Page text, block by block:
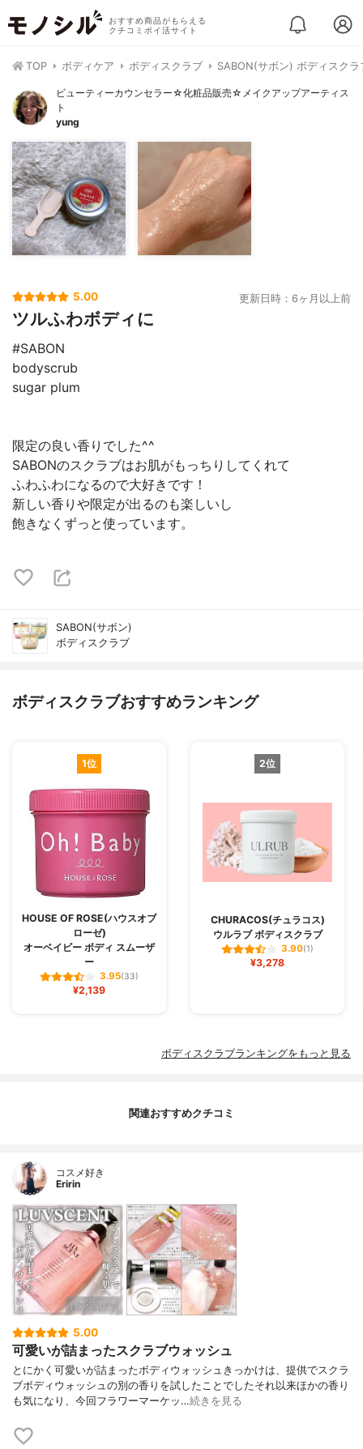
おすすめ商品がもらえる
クチコミポイ活サイト
TOP ボディケア ボディスクラブ SABON(サボン) ボディスクラ
ビューティーカウンセラー☆化粧品販売☆メイクアップアーティス
ト
yung
5.00 更新日時：6ヶ月以上前
ツルふわボディに
#SABON
bodyscrub
sugar plum
限定の良い香りでした^^
SABONのスクラブはお肌がもっちりしてくれて
ふわふわになるので大好きです！
新しい香りや限定が出るのも楽しいし
飽きなくずっと使っています。
SABON(サボン)
ボディスクラブ
ボディスクラブおすすめランキング
1位
HOUSE OF ROSE(ハウスオブ
ローゼ)
オーベイビー ボディ スムーザ
ー
3.95(33)
¥2,139
2位
CHURACOS(チュラコス)
ウルラブ ボディスクラブ
3.90(1)
¥3,278
ボディスクラブランキングをもっと見る
関連おすすめクチコミ
コスメ好き
Eririn
5.00
可愛いが詰まったスクラブウォッシュ
とにかく可愛いが詰まったボディウォッシュきっかけは、提供でスクラ
ブボディウォッシュの別の香りを試したことでしたそれ以来ほかの香り
も気になり、今回フラワーマーケッ…続きを見る